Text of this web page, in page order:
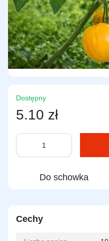
Dostępny
5.10 zł
Do schowka
Cechy